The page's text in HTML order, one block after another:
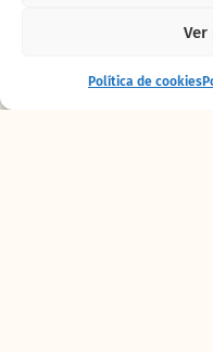
Ver
Política de cookies
Comprar
entradas